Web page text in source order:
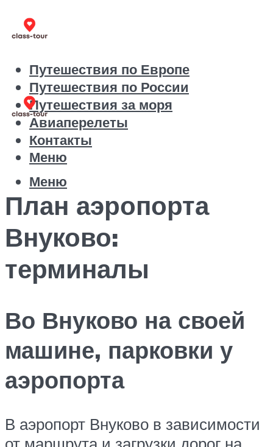
Путешествия по Европе
Путешествия по России
Путешествия за моря
Авиаперелеты
Контакты
Меню
Меню
План аэропорта
Внуково:
терминалы
Во Внуково на своей
машине, парковки у
аэропорта
В аэропорт Внуково в зависимости